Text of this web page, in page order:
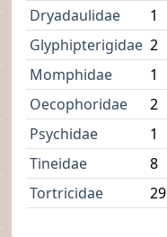
Dryadaulidae
1
Glyphipterigidae 2
Momphidae
1
Oecophoridae
2
Psychidae
1
Tineidae
8
Tortricidae
29